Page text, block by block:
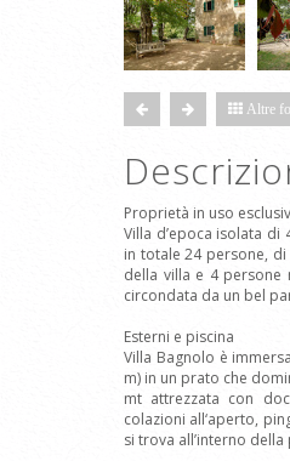
Altre
Proprietà in uso
Villa d’epoca isolata
in totale 24 persone,
della villa e 4 persone
circondata da un bel
Esterni e piscina
Villa Bagnolo è
m) in un prato che
mt attrezzata con
colazioni all‘aperto,
si trova all’interno